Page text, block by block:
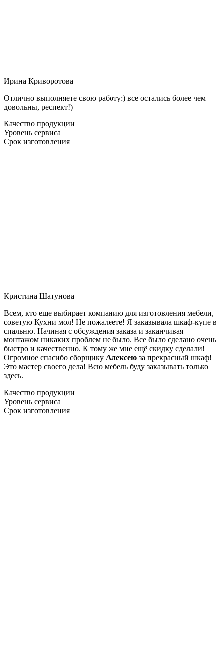
Ирина Криворотова
Отлично выполняете свою работу:) все остались более чем
довольны, респект!)
Качество продукции
Уровень сервиса
Срок изготовления
Кристина Шатунова
Всем, кто еще выбирает компанию для изготовления мебели,
советую Кухни мол! Не пожалеете! Я заказывала шкаф-купе в
спальню. Начиная с обсуждения заказа и заканчивая
монтажом никаких проблем не было. Все было сделано очень
быстро и качественно. К тому же мне ещё скидку сделали!
Огромное спасибо сборщику Алексею за прекрасный шкаф!
Это мастер своего дела! Всю мебель буду заказывать только
здесь.
Качество продукции
Уровень сервиса
Срок изготовления